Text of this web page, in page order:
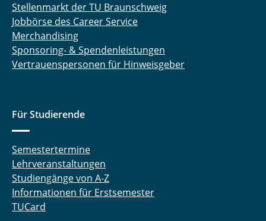
Stellenmarkt der TU Braunschweig
Jobbörse des Career Service
Merchandising
Sponsoring- & Spendenleistungen
Vertrauenspersonen für Hinweisgeber
Für Studierende
Semestertermine
Lehrveranstaltungen
Studiengänge von A-Z
Informationen für Erstsemester
TUCard